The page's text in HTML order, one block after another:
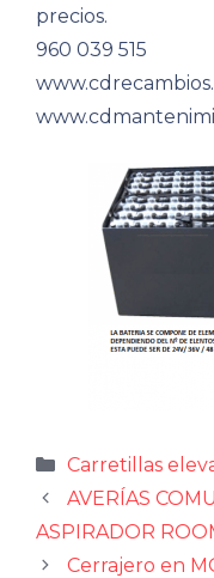
precios.
960 039 515
Categorías
Carretillas
AVERÍAS
ASPIRADOR
Cerrajero en